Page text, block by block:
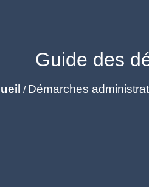
Guide des
/ Démarches